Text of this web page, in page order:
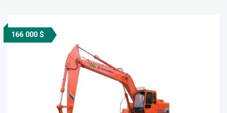
166 000 $